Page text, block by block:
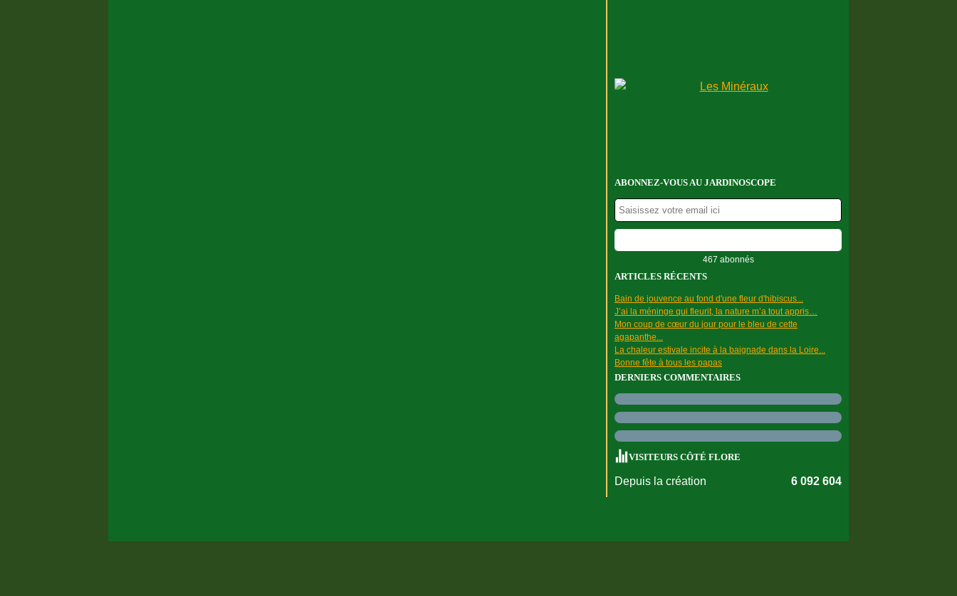
ABONNEZ-VOUS AU JARDINOSCOPE
467 abonnés
ARTICLES RÉCENTS
Bain de jouvence au fond d'une fleur d'hibiscus...
J’ai la méninge qui fleurit, la nature m’a tout appris…
Mon coup de cœur du jour pour le bleu de cette
agapanthe...
La chaleur estivale incite à la baignade dans la Loire...
Bonne fête à tous les papas
DERNIERS COMMENTAIRES
VISITEURS CÔTÉ FLORE
Depuis la création 6 092 604